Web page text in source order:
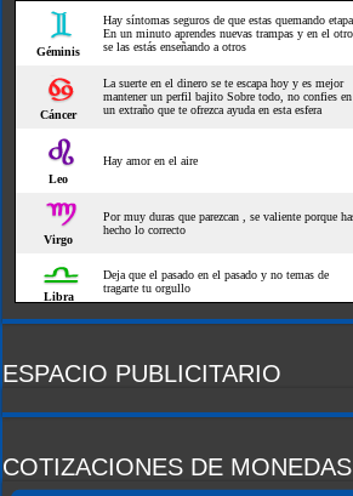
ESPACIO PUBLICITARIO
COTIZACIONES DE MONEDAS